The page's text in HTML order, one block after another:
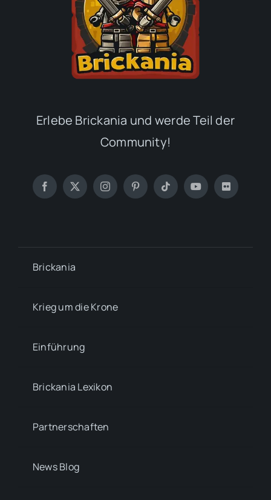
Erlebe Brickania und werde Teil der
Community!
Brickania
Krieg um die Krone
Einführung
Brickania Lexikon
Partnerschaften
News Blog